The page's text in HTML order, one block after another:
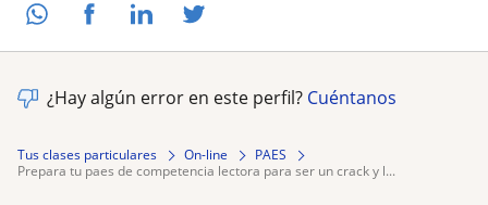
¿Hay algún error en este perfil? Cuéntanos
Tus clases particulares On-line
PAES
prepara tu paes de competencia lectora para ser un crack y l...